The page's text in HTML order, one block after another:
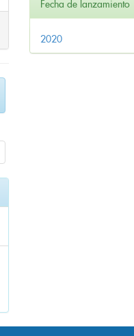
Fecha de lanzamiento
2020